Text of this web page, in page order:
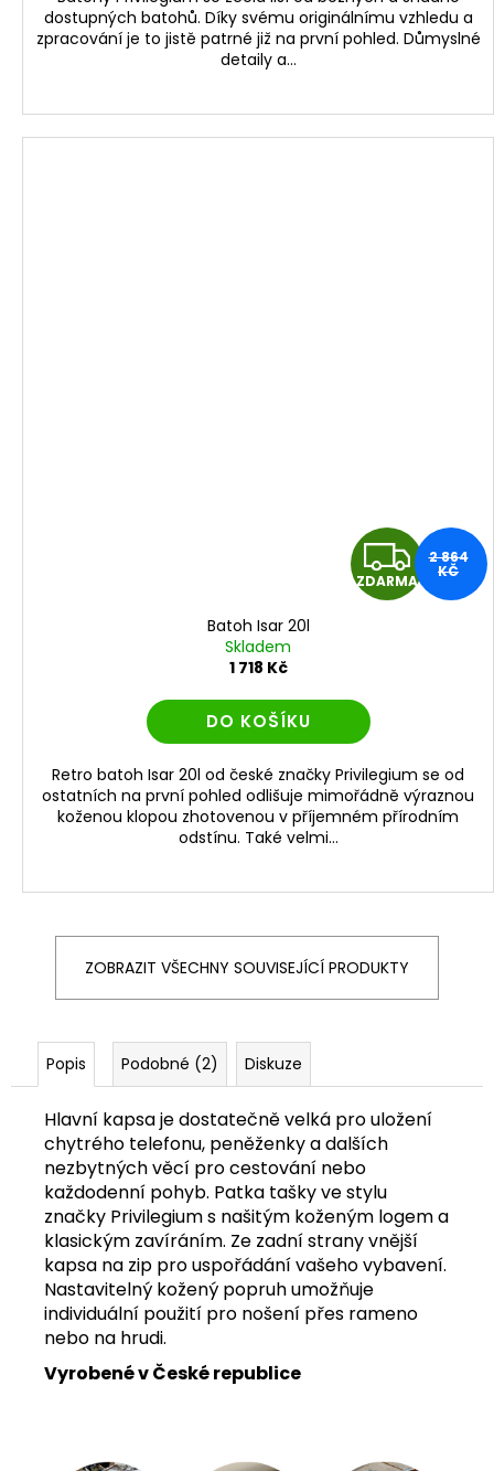
A
dostupných batohů. Díky svému originálnímu vzhledu a
zpracování je to jistě patrné již na první pohled. Důmyslné
detaily a...
Z
D
A
ZDARMA
2 864
KČ
Batoh Isar 20l
Skladem
1 718 Kč
DO KOŠÍKU
Retro batoh Isar 20l od české značky Privilegium se od
ostatních na první pohled odlišuje mimořádně výraznou
koženou klopou zhotovenou v příjemném přírodním
odstínu. Také velmi...
ZOBRAZIT VŠECHNY SOUVISEJÍCÍ PRODUKTY
Popis Podobné (2) Diskuze
Hlavní kapsa je dostatečně velká pro uložení
chytrého telefonu, peněženky a dalších
nezbytných věcí pro cestování nebo
každodenní pohyb. Patka tašky ve stylu
značky Privilegium s našitým koženým logem a
klasickým zavíráním. Ze zadní strany vnější
kapsa na zip pro uspořádání vašeho vybavení.
Nastavitelný kožený popruh umožňuje
individuální použití pro nošení přes rameno
nebo na hrudi.
Vyrobené v České republice